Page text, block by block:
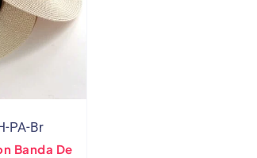
PA-Br
Banda De